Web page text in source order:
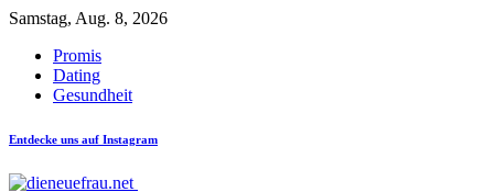
Samstag, Aug. 8, 2026
Promis
Dating
Gesundheit
Entdecke uns auf Instagram